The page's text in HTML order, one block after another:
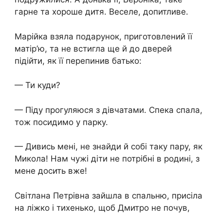
гарне та хороше дитя. Веселе, допитливе.
Марійка взяла подарунок, приготовлений її
матір’ю, та не встигла ще й до дверей
підійти, як її перепинив батько:
— Ти куди?
— Піду прогуляюся з дівчатами. Спека спала,
тож посидимо у парку.
— Дивись мені, не знайди й собі таку пару, як
Микола! Нам чужі діти не потрібні в родині, з
мене досить вже!
Світлана Петрівна зайшла в спальню, присіла
на ліжко і тихенько, щоб Дмитро не почув,